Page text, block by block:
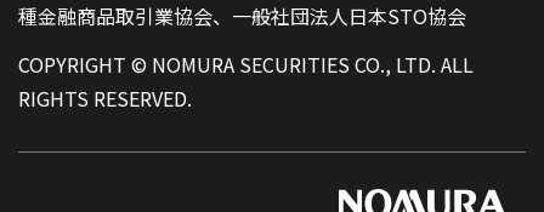
種金融商品取引業協会、一般社団法人日本STO協会
COPYRIGHT © NOMURA SECURITIES CO., LTD. ALL
RIGHTS RESERVED.